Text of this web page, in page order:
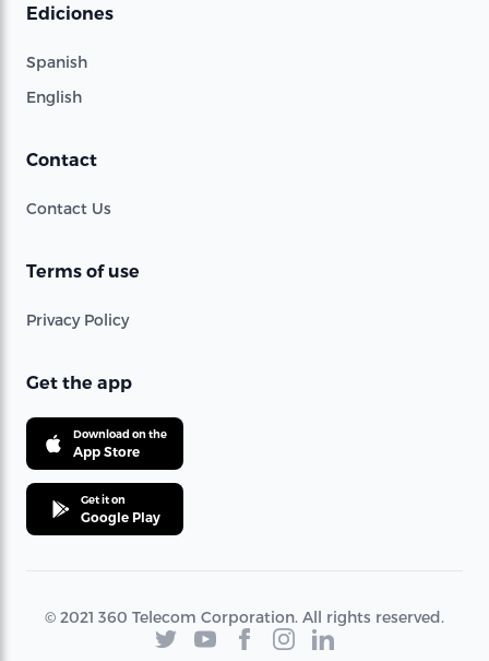
Ediciones
Spanish
English
Contact
Contact Us
Terms of use
Privacy Policy
Get the app
Download on the
App Store
Get it on
Google Play
© 2021 360 Telecom Corporation. All rights reserved.